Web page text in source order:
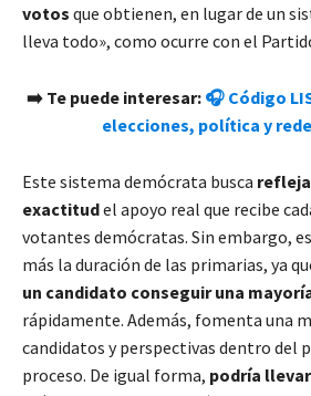
votos que obtienen, en lugar de un
lleva todo», como ocurre con el
➡️ Te puede interesar: 🎧 Código
elecciones, política y
Este sistema demócrata busca
exactitudel apoyo real que recibe
votantes demócratas. Sin embargo,
más la duración de las primarias, ya
un candidato conseguir una
rápidamente. Además, fomenta una
candidatos y perspectivas dentro del
proceso. De igual forma, podría